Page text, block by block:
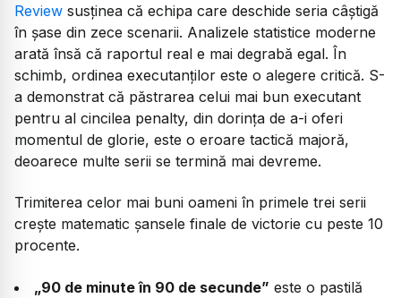
Review susținea că echipa care deschide seria câștigă
în șase din zece scenarii. Analizele statistice moderne
arată însă că raportul real e mai degrabă egal. În
schimb, ordinea executanților este o alegere critică. S-
a demonstrat că păstrarea celui mai bun executant
pentru al cincilea penalty, din dorința de a-i oferi
momentul de glorie, este o eroare tactică majoră,
deoarece multe serii se termină mai devreme.
Trimiterea celor mai buni oameni în primele trei serii
crește matematic șansele finale de victorie cu peste 10
procente.
„90 de minute în 90 de secunde” este o pastilă